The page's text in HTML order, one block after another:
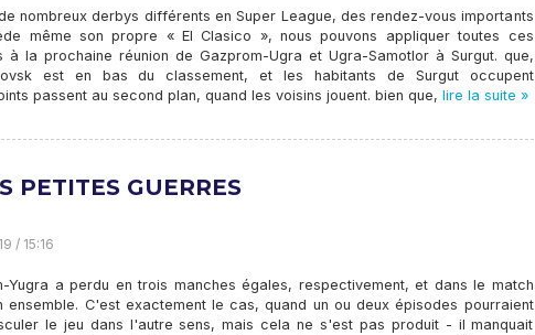
nombreux derbys différents en Super League, des rendez-vous importants
même son propre « El Clasico », nous pouvons appliquer toutes ces
à la prochaine réunion de Gazprom-Ugra et Ugra-Samotlor à Surgut. que,
est en bas du classement, et les habitants de Surgut occupent
passent au second plan, quand les voisins jouent. bien que, lire la suite »
PETITES GUERRES
/ 15:16
Yugra a perdu en trois manches égales, respectivement, et dans le match
ensemble. C'est exactement le cas, quand un ou deux épisodes pourraient
le jeu dans l'autre sens, mais cela ne s'est pas produit - il manquait